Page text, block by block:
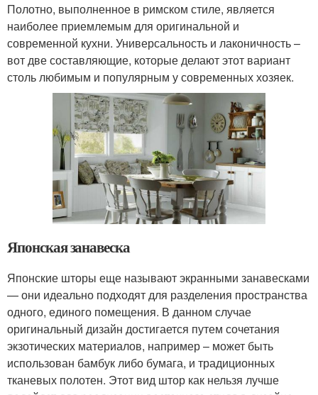
Полотно, выполненное в римском стиле, является
наиболее приемлемым для оригинальной и
современной кухни. Универсальность и лаконичность –
вот две составляющие, которые делают этот вариант
столь любимым и популярным у современных хозяек.
Японская занавеска
Японские шторы еще называют экранными занавесками
— они идеально подходят для разделения пространства
одного, единого помещения. В данном случае
оригинальный дизайн достигается путем сочетания
экзотических материалов, например – может быть
использован бамбук либо бумага, и традиционных
тканевых полотен. Этот вид штор как нельзя лучше